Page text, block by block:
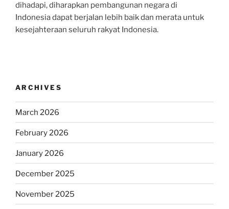
dihadapi, diharapkan pembangunan negara di
Indonesia dapat berjalan lebih baik dan merata untuk
kesejahteraan seluruh rakyat Indonesia.
ARCHIVES
March 2026
February 2026
January 2026
December 2025
November 2025